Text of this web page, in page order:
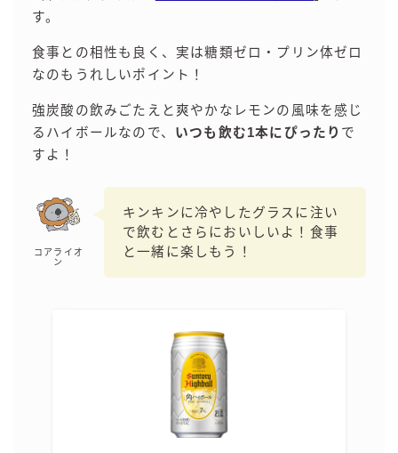
コカ・コーラ
檸檬堂
オリオンビール
ちゅらWATTA
合同酒精
その他メーカー
す。
食事との相性も良く、実は糖類ゼロ・プリン体ゼロ
なのもうれしいポイント！
強炭酸の飲みごたえと爽やかなレモンの風味を感じ
るハイボールなので、 いつも飲む1本にぴったり で
すよ！
コアライオ
ン
キンキンに冷やしたグラスに注い
で飲むとさらにおいしいよ！食事
と一緒に楽しもう！